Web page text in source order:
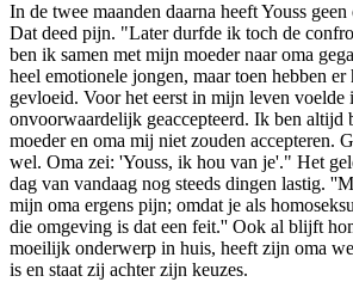
In de twee maanden daarna heeft Youss
Dat deed pijn. "Later durfde ik toch de
ben ik samen met mijn moeder naar oma
heel emotionele jongen, maar toen hebben er
gevloeid. Voor het eerst in mijn leven voelde
onvoorwaardelijk geaccepteerd. Ik ben altijd
moeder en oma mij niet zouden accepteren.
wel. Oma zei: 'Youss, ik hou van je'." Het
dag van vandaag nog steeds dingen lastig.
mijn oma ergens pijn; omdat je als
die omgeving is dat een feit.'' Ook al blijft
moeilijk onderwerp in huis, heeft zijn oma
is en staat zij achter zijn keuzes.